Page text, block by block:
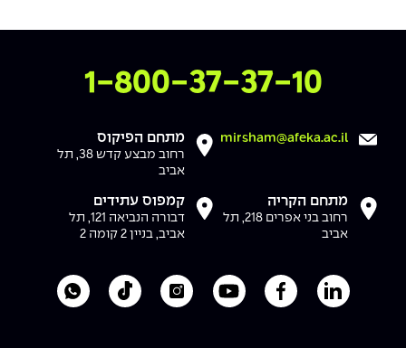
צרו איתנו קשר
1-800-37-37-10
mirsham@afeka.ac.il מתחם הפיקוס
רחוב מבצע קדש 38, תל
אביב
מתחם הקריה
רחוב בני אפרים 218, תל
אביב
קמפוס עתידים
דבורה הנביאה 121, תל
אביב, בניין 2 קומה 2
לעמוד הלינקדאין של מכללת אפקה
לעמוד הפייסבוק של מכללת אפקה
לעמוד היוטיוב של מכללת אפקה
לעמוד האינסטגרם של
לעמוד הטיקטוק